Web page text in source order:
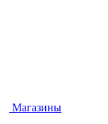
Магазины